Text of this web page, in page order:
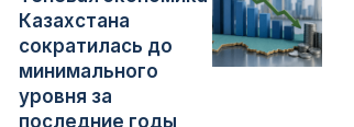
Казахстана
сократилась до
минимального
уровня за
последние годы